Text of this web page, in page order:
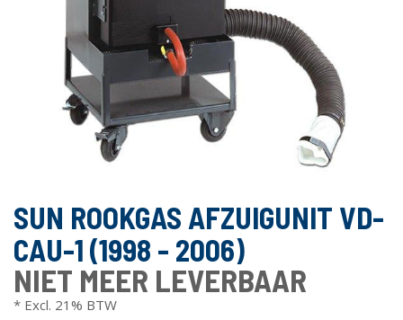
SUN ROOKGAS AFZUIGUNIT VD-
CAU-1 (1998 - 2006)
NIET MEER LEVERBAAR
* Excl. 21% BTW